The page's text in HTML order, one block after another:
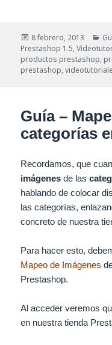
Publicado
el
8 febrero, 2013
Prestashop 1.5,
productos prestashop,
prestashop,
Guía –
categorías
Recordamos, que
imágenes de las
hablando de colocar
las categorías,
concreto de nuestra
Para hacer esto,
Mapeo de Imágenes
Prestashop.
Al acceder veremos
en nuestra tienda